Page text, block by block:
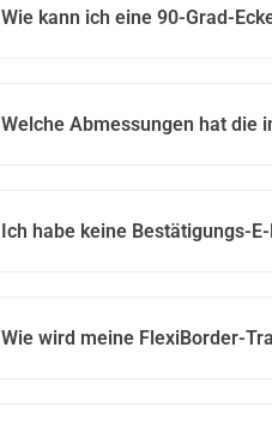
Wie kann ich eine 90-Grad-
Welche Abmessungen hat die
Ich habe keine Bestätigungs-
Wie wird meine FlexiBorder-